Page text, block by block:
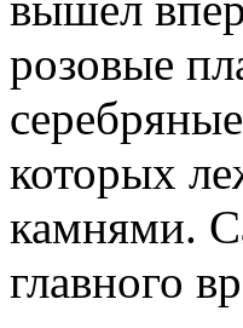
розовые
которых
камнями.
главного